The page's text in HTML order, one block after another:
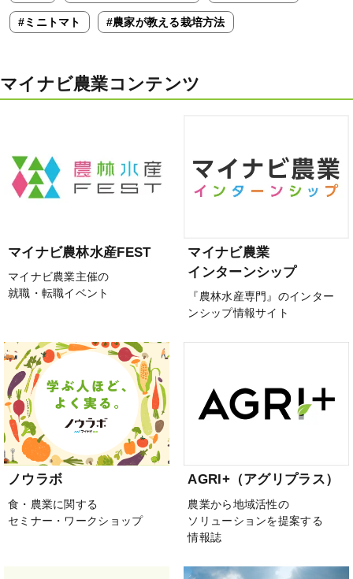
#ミニトマト #農家が教える栽培方法
マイナビ農業コンテンツ
マイナビ農林水産FEST
マイナビ農業主催の
就職・転職イベント
マイナビ農業
インターンシップ
『農林水産専門』のインター
ンシップ情報サイト
ノウラボ
食・農業に関する
セミナー・ワークショップ
AGRI+（アグリプラス）
農業から地域活性の
ソリューションを提案する
情報誌